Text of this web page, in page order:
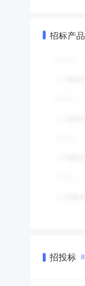
招标产品
招投标 8